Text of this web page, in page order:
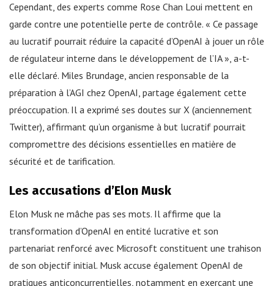
Cependant, des experts comme Rose Chan Loui mettent en
garde contre une potentielle perte de contrôle. « Ce passage
au lucratif pourrait réduire la capacité d’OpenAI à jouer un rôle
de régulateur interne dans le développement de l’IA », a-t-
elle déclaré. Miles Brundage, ancien responsable de la
préparation à l’AGI chez OpenAI, partage également cette
préoccupation. Il a exprimé ses doutes sur X (anciennement
Twitter), affirmant qu’un organisme à but lucratif pourrait
compromettre des décisions essentielles en matière de
sécurité et de tarification.
Les accusations d’Elon Musk
Elon Musk ne mâche pas ses mots. Il affirme que la
transformation d’OpenAI en entité lucrative et son
partenariat renforcé avec Microsoft constituent une trahison
de son objectif initial. Musk accuse également OpenAI de
pratiques anticoncurrentielles, notamment en exerçant une